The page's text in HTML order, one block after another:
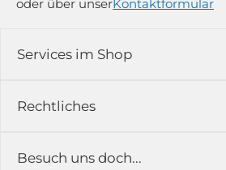
Rechtliches
Impressum
Services im Shop
Versandkosten
Erfahrungsberichte & Bewertungen
Besuch uns doch...
oder über unserKontaktformular